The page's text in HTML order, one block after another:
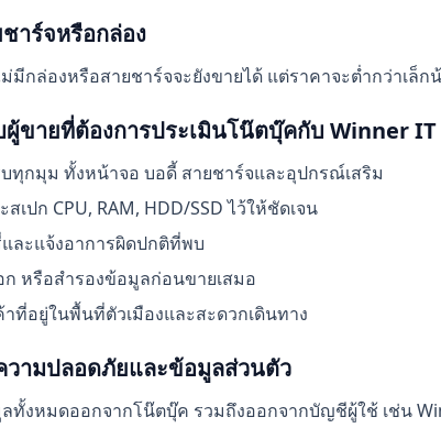
าร์จหรือกล่อง
กล่องหรือสายชาร์จจะยังขายได้ แต่ราคาจะต่ำกว่าเล็
ขายที่ต้องการประเมินโน๊ตบุ๊คกับ Winner IT
ทุกมุม ทั้งหน้าจอ บอดี้ สายชาร์จและอุปกรณ์เสริม
เปก CPU, RAM, HDD/SSD ไว้ให้ชัดเจน
ละแจ้งอาการผิดปกติที่พบ
หรือสำรองข้อมูลก่อนขายเสมอ
ที่อยู่ในพื้นที่ตัวเมืองและสะดวกเดินทาง
วามปลอดภัยและข้อมูลส่วนตัว
ทั้งหมดออกจากโน๊ตบุ๊ค รวมถึงออกจากบัญชีผู้ใช้ เช่น